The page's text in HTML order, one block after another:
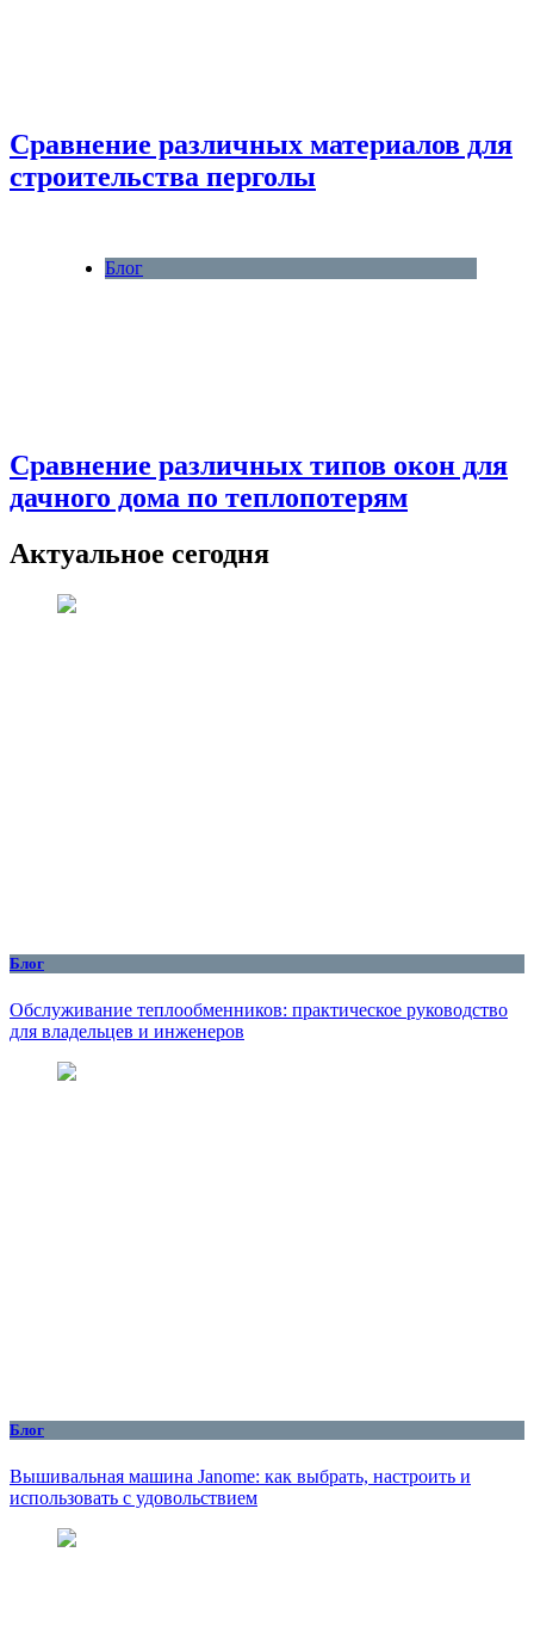
Сравнение различных материалов для
строительства перголы
Блог
Сравнение различных типов окон для
дачного дома по теплопотерям
Актуальное сегодня
Блог
Обслуживание теплообменников: практическое руководство
для владельцев и инженеров
Блог
Вышивальная машина Janome: как выбрать, настроить и
использовать с удовольствием